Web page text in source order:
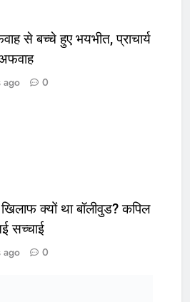
से बच्चे हुए भयभीत, प्राचार्य
ago 0
क्यों था बॉलीवुड? कपिल
सच्चाई
ago 0